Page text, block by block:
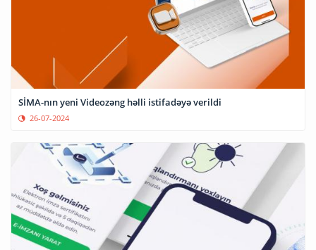
SİMA-nın yeni Videozəng həlli istifadəyə verildi
26-07-2024